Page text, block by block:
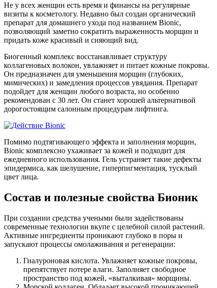
Не у всех женщин есть время и финансы на регулярные
визиты к косметологу. Недавно был создан органический
препарат для домашнего ухода под названием Bionic,
позволяющий заметно сократить выраженность морщин и
придать коже красивый и сияющий вид.
Биогенный комплекс восстанавливает структуру
коллагеновых волокон, увлажняет и питает кожные покровы.
Он предназначен для уменьшения морщин (глубоких,
мимических) и замедления процессов увядания. Препарат
подойдет для женщин любого возраста, но особенно
рекомендован с 30 лет. Он станет хорошей альтернативой
дорогостоящим салонным процедурам лифтинга.
Помимо подтягивающего эффекта и заполнения морщин,
Bionic комплексно ухаживает за кожей и подходит для
ежедневного использования. Гель устраняет такие дефекты
эпидермиса, как шелушение, гиперпигментация, тусклый
цвет лица.
Состав и полезные свойства Бионик
При создании средства учеными были задействованы
современные технологии вкупе с целебной силой растений.
Активные ингредиенты проникают глубоко в поры и
запускают процессы омолаживания и регенерации:
Гиалуроновая кислота. Увлажняет кожные покровы,
препятствует потере влаги. Заполняет свободное
пространство под кожей, «выталкивая» морщины.